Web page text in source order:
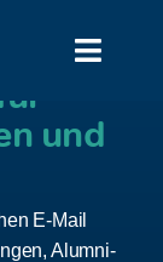
und
E-Mail
Alumni-